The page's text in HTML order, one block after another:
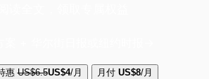
惠 US$6.5US$4/月 月付 US$8/月